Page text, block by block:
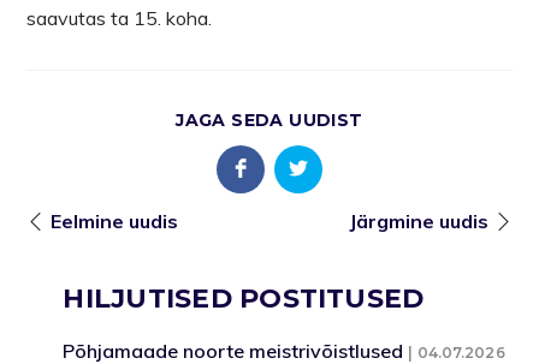
saavutas ta 15. koha.
JAGA SEDA UUDIST
Eelmine uudis Järgmine uudis
HILJUTISED POSTITUSED
Põhjamaade noorte meistrivõistlused 04.07.2026